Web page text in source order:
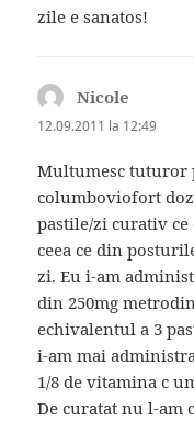
zile e sanatos!
Nicole
12.09.2011 la 12:49
Multumesc tuturor
columboviofort
pastile/zi curativ ce
ceea ce din
zi. Eu i-am
din 250mg
echivalentul a 3
i-am mai
1/8 de vitamina c
De curatat nu l-am